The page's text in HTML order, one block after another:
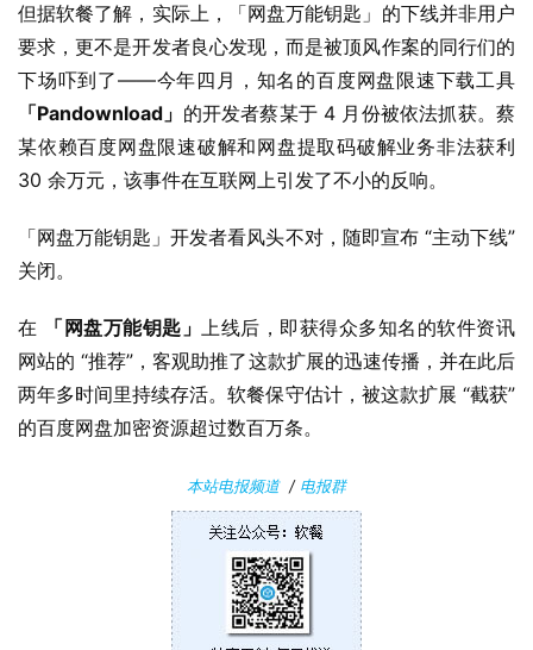
P
C
软
件
安
苹
关
于
但据软餐了解，实际上，「网盘万能钥匙」的下线并非用户
要求，更不是开发者良心发现，而是被顶风作案的同行们的
「Pandownload」 的开发者蔡某于 4 月份被依法抓获。蔡
某依赖百度网盘限速破解和网盘提取码破解业务非法获利
30 余万元，该事件在互联网上引发了不小的反响。
「网盘万能钥匙」开发者看风头不对，随即宣布 “主动下线”
关闭。
在 「网盘万能钥匙」上线后，即获得众多知名的软件资讯
网站的 “推荐”，客观助推了这款扩展的迅速传播，并在此后
两年多时间里持续存活。软餐保守估计，被这款扩展 “截获”
的百度网盘加密资源超过数百万条。
本站电报频道/ 电报群